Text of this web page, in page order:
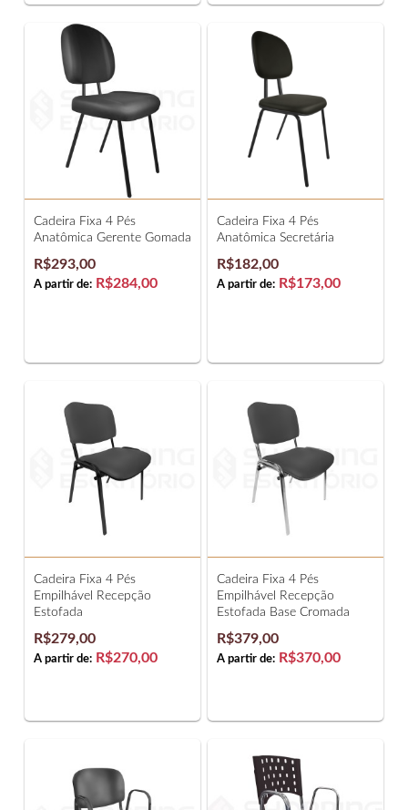
Cadeira Fixa 4 Pés
Anatômica Gerente Gomada
R$293,00
A partir de: R$284,00
Cadeira Fixa 4 Pés
Anatômica Secretária
R$182,00
A partir de: R$173,00
Cadeira Fixa 4 Pés
Empilhável Recepção
Estofada
R$279,00
A partir de: R$270,00
Cadeira Fixa 4 Pés
Empilhável Recepção
Estofada Base Cromada
R$379,00
A partir de: R$370,00